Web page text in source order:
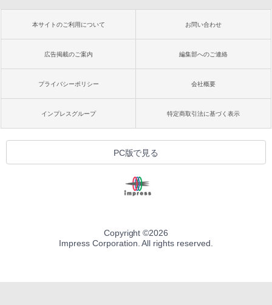
本サイトのご利用について お問い合わせ
広告掲載のご案内 編集部へのご連絡
プライバシーポリシー 会社概要
インプレスグループ 特定商取引法に基づく表示
PC版で見る
Copyright ©2026
Impress Corporation. All rights reserved.